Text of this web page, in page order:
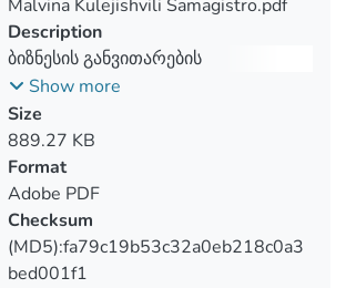
Malvina Kulejishvili Samagistro.pdf
Description
ბიზნესის განვითარების
პერსპექტივები და ბიზნეს გარემოს
განვითარების შესაძლებლობები
საქართველოში პანდემიის (cov19)
პირობებში
Show more
Size
889.27 KB
Format
Adobe PDF
Checksum
(MD5):fa79c19b53c32a0eb218c0a3
bed001f1